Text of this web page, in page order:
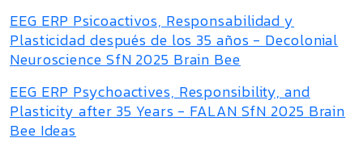
EEG ERP Psicoactivos, Responsabilidad y
Plasticidad después de los 35 años - Decolonial
Neuroscience SfN 2025 Brain Bee
EEG ERP Psychoactives, Responsibility, and
Plasticity after 35 Years - FALAN SfN 2025 Brain
Bee Ideas